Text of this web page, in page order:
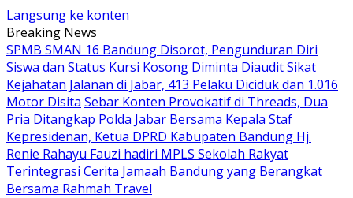
Langsung ke konten
Breaking News
SPMB SMAN 16 Bandung Disorot, Pengunduran Diri
Siswa dan Status Kursi Kosong Diminta DiauditSikat
Kejahatan Jalanan di Jabar, 413 Pelaku Diciduk dan 1.016
Motor Disita Sebar Konten Provokatif di Threads, Dua
Pria Ditangkap Polda Jabar Bersama Kepala Staf
Kepresidenan, Ketua DPRD Kabupaten Bandung Hj.
Renie Rahayu Fauzi hadiri MPLS Sekolah Rakyat
Terintegrasi Cerita Jamaah Bandung yang Berangkat
Bersama Rahmah Travel